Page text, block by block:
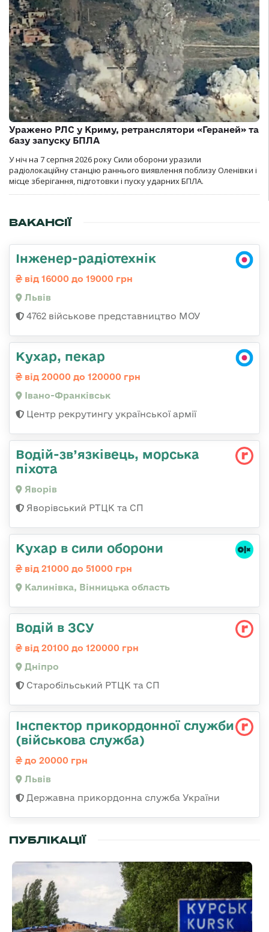
Уражено РЛС у Криму, ретранслятори «Гераней» та
базу запуску БПЛА
У ніч на 7 серпня 2026 року Сили оборони уразили
радіолокаційну станцію раннього виявлення поблизу Оленівки і
місце зберігання, підготовки і пуску ударних БПЛА.
ВАКАНСІЇ
Інженер-радіотехнік
від 16000 до 19000 грн
Львів
4762 військове представництво МОУ
Кухар, пекар
від 20000 до 120000 грн
Івано-Франківськ
Центр рекрутингу української армії
Водій-зв’язківець, морська
піхота
Яворів
Яворівський РТЦК та СП
Кухар в сили оборони
від 21000 до 51000 грн
Калинівка, Вінницька область
Водій в ЗСУ
від 20100 до 120000 грн
Дніпро
Старобільський РТЦК та СП
Інспектор прикордонної служби
(військова служба)
до 20000 грн
Львів
Державна прикордонна служба України
ПУБЛІКАЦІЇ